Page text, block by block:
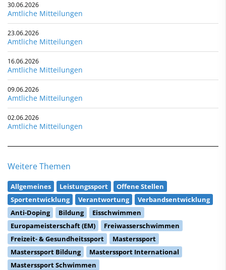
30.06.2026
Amtliche Mitteilungen
23.06.2026
Amtliche Mitteilungen
16.06.2026
Amtliche Mitteilungen
09.06.2026
Amtliche Mitteilungen
02.06.2026
Amtliche Mitteilungen
Weitere Themen
Allgemeines Leistungssport
Offene Stellen
Sportentwicklung
Verantwortung
Verbandsentwicklung
Anti-Doping
Bildung
Eisschwimmen
Europameisterschaft (EM)
Freiwasserschwimmen
Freizeit- & Gesundheitssport
Masterssport
Masterssport Bildung
Masterssport International
Masterssport Schwimmen